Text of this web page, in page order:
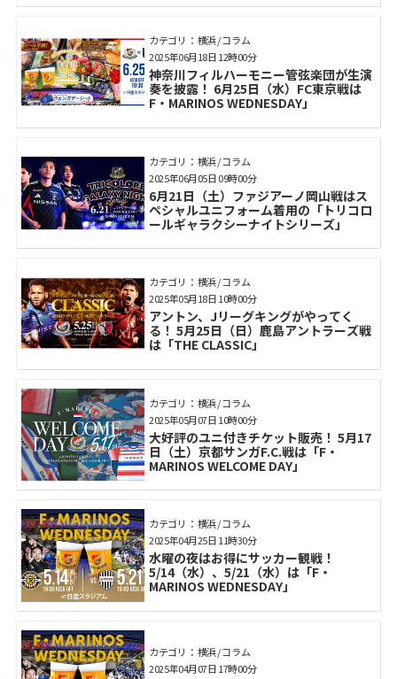
カテゴリ： 横浜 / コラム
神奈川フィルハーモニー管弦楽団が生演
奏を披露！ 6月25日（水）FC東京戦は
F・MARINOS WEDNESDAY」
2025年06月18日 12時00分
カテゴリ： 横浜 / コラム
6月21日（土）ファジアーノ岡山戦はス
ペシャルユニフォーム着用の「トリコロ
ールギャラクシーナイトシリーズ」
2025年06月05日 09時00分
カテゴリ： 横浜 / コラム
アントン、Jリーグキングがやってく
る！ 5月25日（日）鹿島アントラーズ戦
は「THE CLASSIC」
2025年05月18日 10時00分
カテゴリ： 横浜 / コラム
大好評のユニ付きチケット販売！ 5月17
日（土）京都サンガF.C.戦は「F・
MARINOS WELCOME DAY」
2025年05月07日 10時00分
カテゴリ： 横浜 / コラム
水曜の夜はお得にサッカー観戦！
5/14（水）、5/21（水）は「F・
MARINOS WEDNESDAY」
2025年04月25日 11時30分
カテゴリ： 横浜 / コラム
2025年04月07日 17時00分